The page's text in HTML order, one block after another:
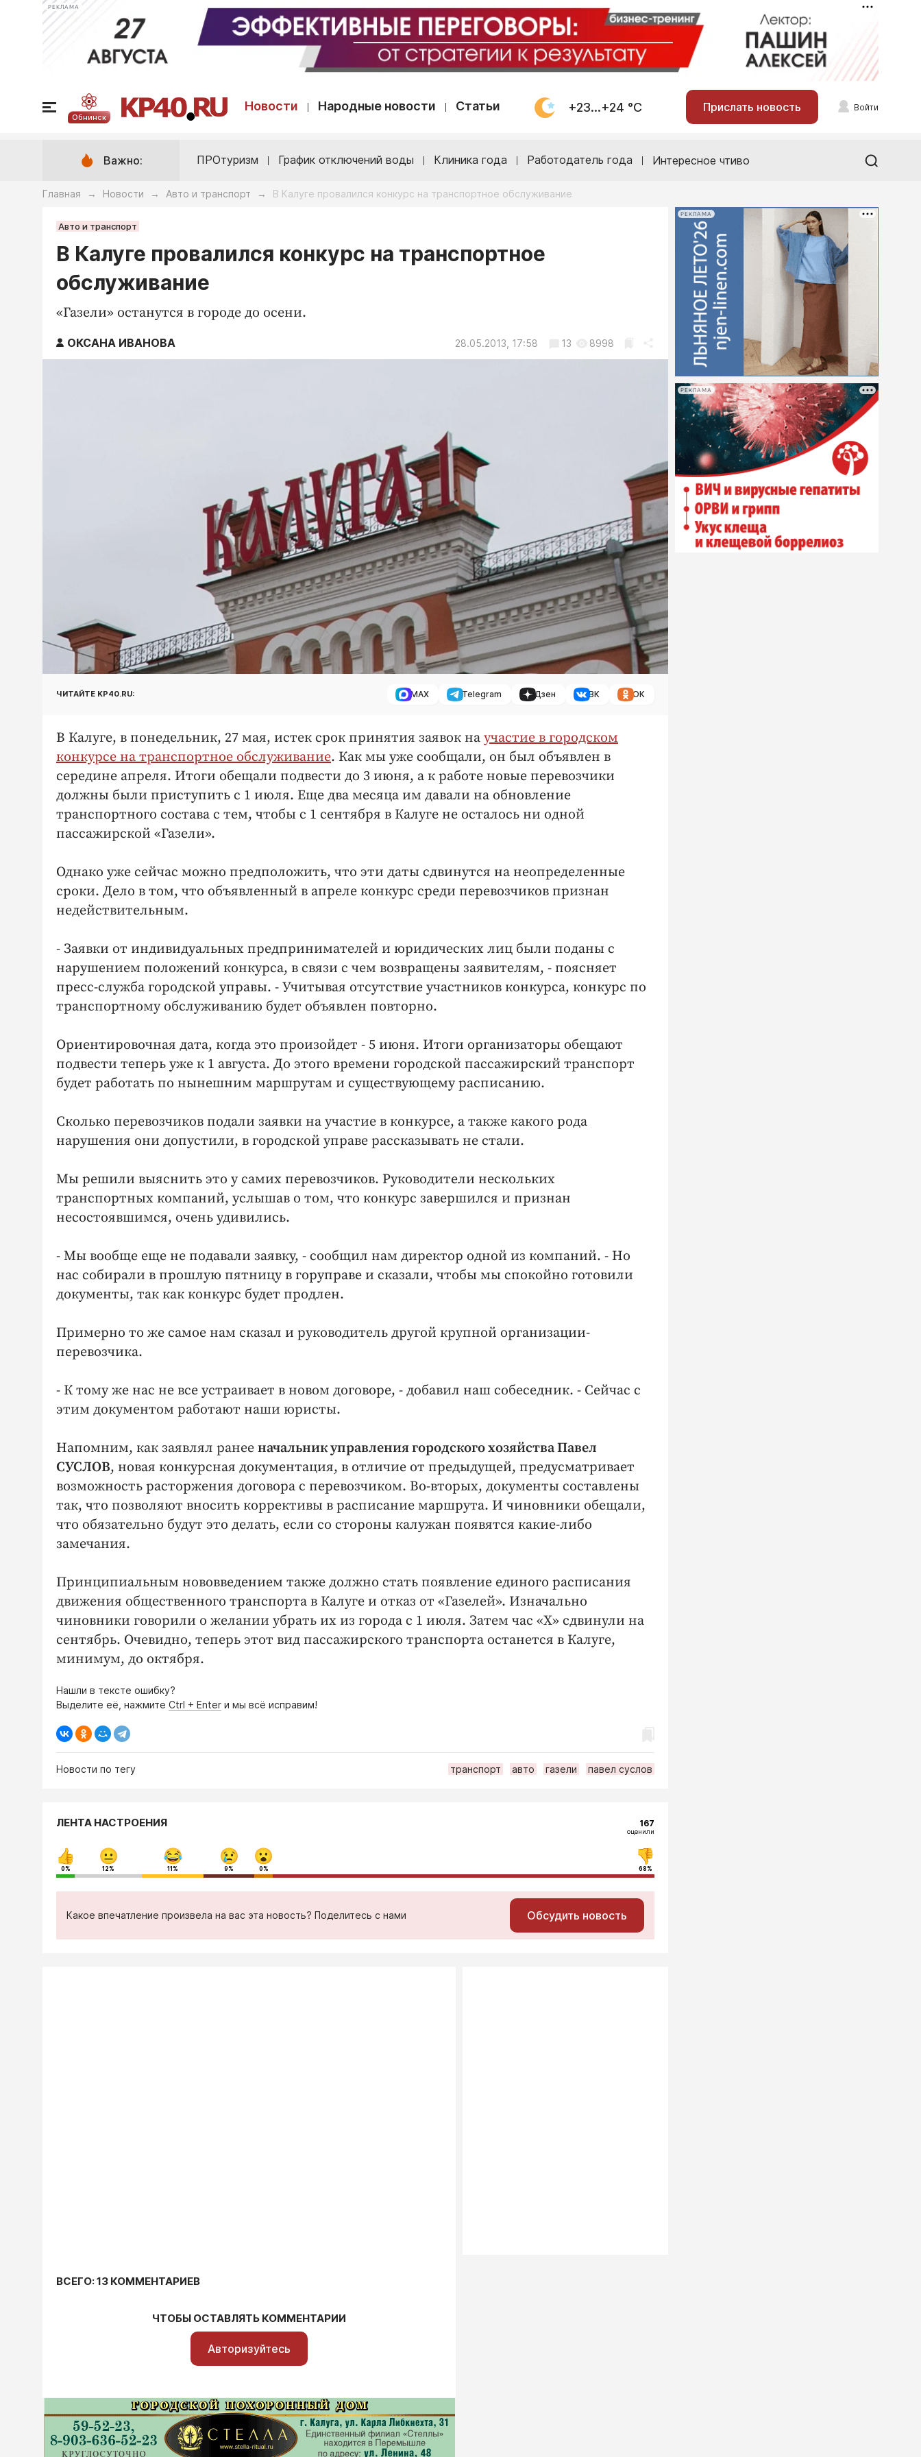
РЕКЛАМА
Обнинск
Новости Народные новости Статьи +23...+24 °С Прислать новость Войти
Важно: ПРОтуризм График отключений воды Клиника года Работодатель года Интересное чтиво
Главная → Новости → Авто и транспорт → В Калуге провалился конкурс на транспортное обслуживание
Авто и транспорт
В Калуге провалился конкурс на транспортное
обслуживание
«Газели» останутся в городе до осени.
ОКСАНА ИВАНОВА 28.05.2013, 17:58 13 8998
ЧИТАЙТЕ KP40.RU: MAX Telegram Дзен ВК ОК
В Калуге, в понедельник, 27 мая, истек срок принятия заявок на участие в городском
конкурсе на транспортное обслуживание. Как мы уже сообщали, он был объявлен в
середине апреля. Итоги обещали подвести до 3 июня, а к работе новые перевозчики
должны были приступить с 1 июля. Еще два месяца им давали на обновление
транспортного состава с тем, чтобы с 1 сентября в Калуге не осталось ни одной
пассажирской «Газели».
Однако уже сейчас можно предположить, что эти даты сдвинутся на неопределенные
сроки. Дело в том, что объявленный в апреле конкурс среди перевозчиков признан
недействительным.
- Заявки от индивидуальных предпринимателей и юридических лиц были поданы с
нарушением положений конкурса, в связи с чем возвращены заявителям, - поясняет
пресс-служба городской управы. - Учитывая отсутствие участников конкурса, конкурс по
транспортному обслуживанию будет объявлен повторно.
Ориентировочная дата, когда это произойдет - 5 июня. Итоги организаторы обещают
подвести теперь уже к 1 августа. До этого времени городской пассажирский транспорт
будет работать по нынешним маршрутам и существующему расписанию.
Сколько перевозчиков подали заявки на участие в конкурсе, а также какого рода
нарушения они допустили, в городской управе рассказывать не стали.
Мы решили выяснить это у самих перевозчиков. Руководители нескольких
транспортных компаний, услышав о том, что конкурс завершился и признан
несостоявшимся, очень удивились.
- Мы вообще еще не подавали заявку, - сообщил нам директор одной из компаний. - Но
нас собирали в прошлую пятницу в горуправе и сказали, чтобы мы спокойно готовили
документы, так как конкурс будет продлен.
Примерно то же самое нам сказал и руководитель другой крупной организации-
перевозчика.
- К тому же нас не все устраивает в новом договоре, - добавил наш собеседник. - Сейчас с
этим документом работают наши юристы.
Напомним, как заявлял ранее начальник управления городского хозяйства Павел
СУСЛОВ, новая конкурсная документация, в отличие от предыдущей, предусматривает
возможность расторжения договора с перевозчиком. Во-вторых, документы составлены
так, что позволяют вносить коррективы в расписание маршрута. И чиновники обещали,
что обязательно будут это делать, если со стороны калужан появятся какие-либо
замечания.
Принципиальным нововведением также должно стать появление единого расписания
движения общественного транспорта в Калуге и отказ от «Газелей». Изначально
чиновники говорили о желании убрать их из города с 1 июля. Затем час «Х» сдвинули на
сентябрь. Очевидно, теперь этот вид пассажирского транспорта останется в Калуге,
минимум, до октября.
Нашли в тексте ошибку?
Выделите её, нажмите Ctrl + Enter и мы всё исправим!
Новости по тегу транспорт авто газели павел суслов
РЕКЛАМА
РЕКЛАМА
ЛЕНТА НАСТРОЕНИЯ 167
оценили
0% 12% 11% 9% 0% 68%
Какое впечатление произвела на вас эта новость? Поделитесь с нами Обсудить новость
ВСЕГО: 13 КОММЕНТАРИЕВ
ЧТОБЫ ОСТАВЛЯТЬ КОММЕНТАРИИ
Авторизуйтесь